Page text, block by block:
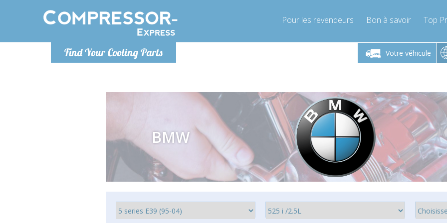
Find Your Cooling Parts
Pour les revendeurs Bon à savoir Top
Votre véhicule
Lundi-Vendredi 9h-17h
info@compressor-express.fr
Lundi-Vendredi 9h-17h Lundi-Vendredi 9h-17h
info@compressor-express.fr
BMW